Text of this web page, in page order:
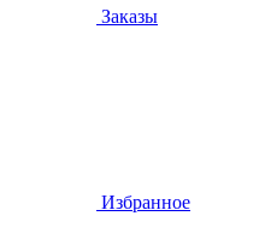
Заказы
Избранное